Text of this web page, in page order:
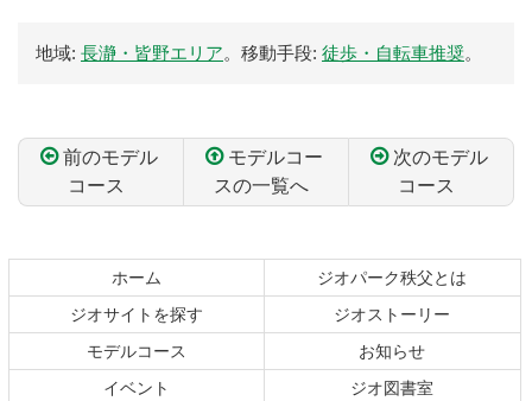
地域: 長瀞・皆野エリア。移動手段: 徒歩・自転車推奨。
前のモデル
コース
モデルコー
スの一覧へ
次のモデル
コース
ン
文
の
へ
ホーム
ジオパーク秩父とは
ジオサイトを探す
ジオストーリー
モデルコース
お知らせ
イベント
ジオ図書室